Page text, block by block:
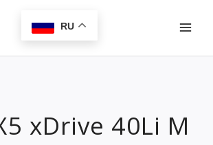
RU
xDrive 40Li M